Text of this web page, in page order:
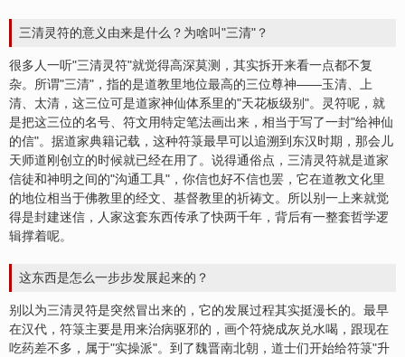
三清灵符的意义由来是什么？为啥叫"三清"？
很多人一听"三清灵符"就觉得高深莫测，其实拆开来看一点都不复
杂。所谓"三清"，指的是道教里地位最高的三位尊神——玉清、上
清、太清，这三位可是道家神仙体系里的"天花板级别"。灵符呢，就
是把这三位的名号、符文用特定笔法画出来，相当于写了一封"给神仙
的信"。据道家典籍记载，这种符箓最早可以追溯到东汉时期，那会儿
天师道刚创立的时候就已经在用了。说得通俗点，三清灵符就是道家
信徒和神明之间的"沟通工具"，你信也好不信也罢，它在道教文化里
的地位相当于佛教里的经文、基督教里的祈祷文。所以别一上来就觉
得是封建迷信，人家这套东西传承了快两千年，背后有一整套哲学逻
辑撑着呢。
这东西是怎么一步步发展起来的？
别以为三清灵符是突然冒出来的，它的发展过程其实挺漫长的。最早
在汉代，符箓主要是用来治病驱邪的，画个符烧成灰兑水喝，跟现在
吃药差不多，属于"实操派"。到了魏晋南北朝，道士们开始给符箓"升